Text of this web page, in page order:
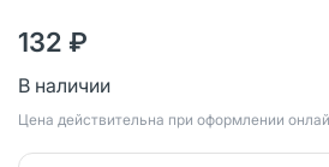
132 ₽
В наличии
Цена действительна при оформлении